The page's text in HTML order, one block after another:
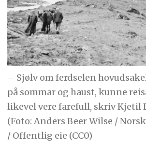
– Sjølv om ferdselen
på sommar og haust, kunne
likevel vere farefull, skriv Kjetil
(Foto: Anders Beer Wilse /
/ Offentlig eie (CC0)